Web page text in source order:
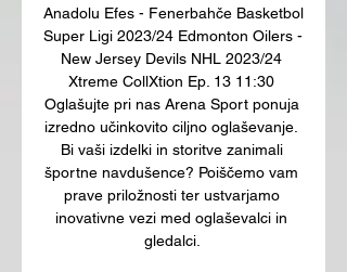
Anadolu Efes - Fenerbahče Basketbol
Super Ligi 2023/24 Edmonton Oilers -
New Jersey Devils NHL 2023/24
Xtreme CollXtion Ep. 13 11:30
Oglašujte pri nas Arena Sport ponuja
izredno učinkovito ciljno oglaševanje.
Bi vaši izdelki in storitve zanimali
športne navdušence? Poiščemo vam
prave priložnosti ter ustvarjamo
inovativne vezi med oglaševalci in
gledalci.